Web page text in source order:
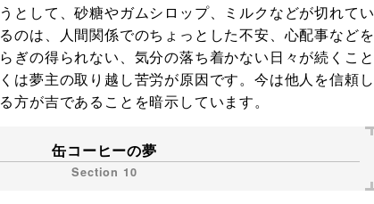
として、砂糖やガムシロップ、ミルクなどが切れてい
のは、人間関係でのちょっとした不安、心配事などを
ぎの得られない、気分の落ち着かない日々が続くこと
は夢主の取り越し苦労が原因です。今は他人を信頼し
方が吉であることを暗示しています。
缶コーヒーの夢